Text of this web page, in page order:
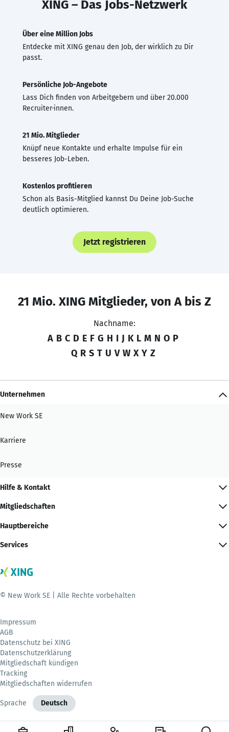
XING – Das Jobs-Netzwerk
Über eine Million Jobs
Entdecke mit XING genau den Job, der wirklich zu Dir
passt.
Persönliche Job-Angebote
Lass Dich finden von Arbeitgebern und über 20.000
Recruiter·innen.
21 Mio. Mitglieder
Knüpf neue Kontakte und erhalte Impulse für ein
besseres Job-Leben.
Kostenlos profitieren
Schon als Basis-Mitglied kannst Du Deine Job-Suche
deutlich optimieren.
Jetzt registrieren
21 Mio. XING Mitglieder, von A bis Z
Nachname:
A B C D E F G H I J K L M N O P
Q R S T U V W X Y Z
Unternehmen
New Work SE
Karriere
Presse
Hilfe & Kontakt
Mitgliedschaften
Hauptbereiche
Services
© New Work SE | Alle Rechte vorbehalten
Impressum
AGB
Datenschutz bei XING
Datenschutzerklärung
Mitgliedschaft kündigen
Tracking
Mitgliedschaften widerrufen
Sprache Deutsch